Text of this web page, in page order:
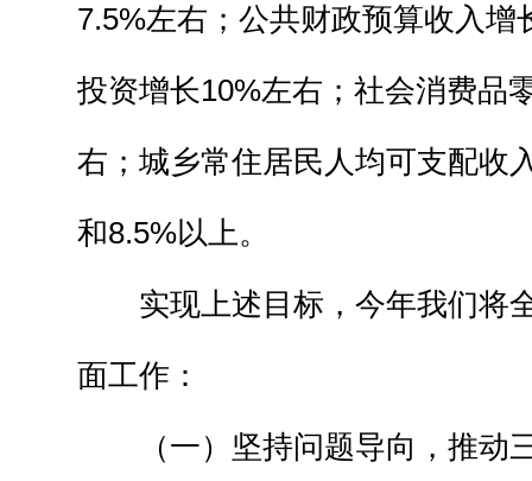
7.5%左右；公共财政预算收入增
投资增长10%左右；社会消费品
右；城乡常住居民人均可支配收
和8.5%以上。
实现上述目标，今年我们将
面工作：
（一）坚持问题导向，推动